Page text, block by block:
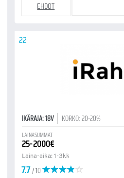
EHDOT
22
IKÄRAJA: 18V KORKO: 20-20%
LAINASUMMAT
25-2000€
Laina-aika: 1-3kk
7.7/ 10